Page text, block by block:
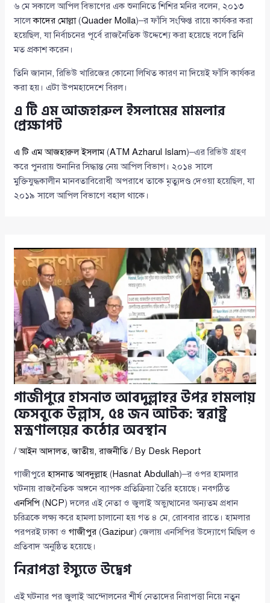
৬ মে সকালে আপিল বিভাগের এক শুনানিতে শিশির মনির বলেন, ২০১৩
সালেকাদের মোল্লা(Quader Molla)–র ফাঁসি সংক্ষিপ্ত রায়ে কার্যকর করা
হয়েছিল, যা নির্বাচনের পূর্বে রাজনৈতিক উদ্দেশ্যে করা হয়েছে বলে তিনি
মত প্রকাশ করেন।
তিনি জানান, রিভিউ খারিজের কোনো লিখিত কারণ না দিয়েই ফাঁসি কার্যকর
করা হয়। এটা উপমহাদেশে বিরল।
এ টি এম আজহারুল ইসলামের মামলার
প্রেক্ষাপট
এ টি এম আজহারুল ইসলাম(ATM Azharul Islam)–এর রিভিউ গ্রহণ
করে পুনরায় শুনানির সিদ্ধান্ত নেয় আপিল বিভাগ। ২০১৪ সালে
মুক্তিযুদ্ধকালীন মানবতাবিরোধী অপরাধে তাকে মৃত্যুদণ্ড দেওয়া হয়েছিল, যা
২০১৯ সালে আপিল বিভাগে বহাল থাকে।
গাজীপুরে হাসনাত আবদুল্লাহর উপর হামলায়
ফেসবুকে উল্লাস, ৫৪ জন আটক: স্বরাষ্ট্র
মন্ত্রণালয়ের কঠোর অবস্থান
/আইন আদালত,জাতীয়,রাজনীতি/ By Desk Report
গাজীপুরেহাসনাত আবদুল্লাহ (Hasnat Abdullah)–র ওপর হামলার
ঘটনায় রাজনৈতিক অঙ্গনে ব্যাপক প্রতিক্রিয়া তৈরি হয়েছে। নবগঠিত
এনসিপি (NCP) দলের এই নেতা ও জুলাই অভ্যুত্থানের অন্যতম প্রধান
চরিত্রকে লক্ষ্য করে হামলা চালানো হয় গত ৪ মে, রোববার রাতে। হামলার
পরপরই ঢাকা ওগাজীপুর (Gazipur) জেলায় এনসিপির উদ্যোগে মিছিল ও
প্রতিবাদ অনুষ্ঠিত হয়েছে।
নিরাপত্তা ইস্যুতে উদ্বেগ
এই ঘটনার পর জুলাই আন্দোলনের শীর্ষ নেতাদের নিরাপত্তা নিয়ে নতুন